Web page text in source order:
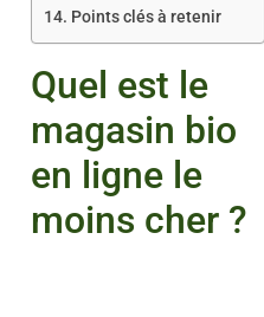
Points clés à retenir
Quel est le
magasin bio
en ligne le
moins cher ?